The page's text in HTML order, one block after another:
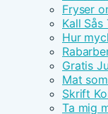
Fryser
Kall
Hur
Gratis
Mat
Skrift
Ta mig